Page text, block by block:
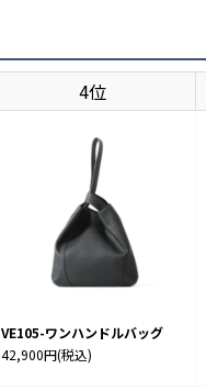
4位
VE105-ワンハンドルバッグ
42,900円(税込)